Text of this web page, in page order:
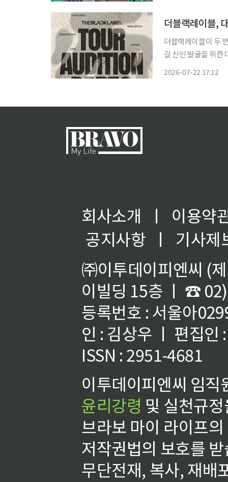
더블랙레이블,
더블랙레이블이 두 번째 글로벌 오
갈 신인 발굴을 위한
2026-07-22 17:12
회사소개 ㅣ
이용약
공지사항
ㅣ
기사제
㈜이투데이피엔씨 (
이빌딩 15층 ㅣ ☎
등록번호 : 서울아
인 : 김상우 ㅣ 편집인
ISSN : 2951-4681
이투데이피엔씨 임
윤리강령 및 실천규
브라보 마이 라이프
저작권법의 보호를
무단전재, 복사, 재배